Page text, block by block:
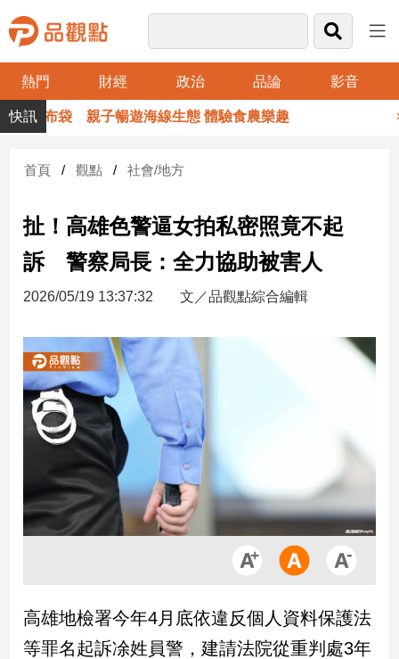
熱門 財經 政治 品論 影音
品
觀
財
台
財
新
產
經/
股
市
房
品
政
治
假玩布袋 親子暢遊海線生態 體驗食農樂趣
首頁 觀點 社會/地方
扯！高雄色警逼女拍私密照竟不起
訴 警察局長：全力協助被害人
2026/05/19 13:37:32 文／品觀點綜合編輯
高雄地檢署今年4月底依違反個人資料保護法
等罪名起訴凃姓員警，建請法院從重判處3年